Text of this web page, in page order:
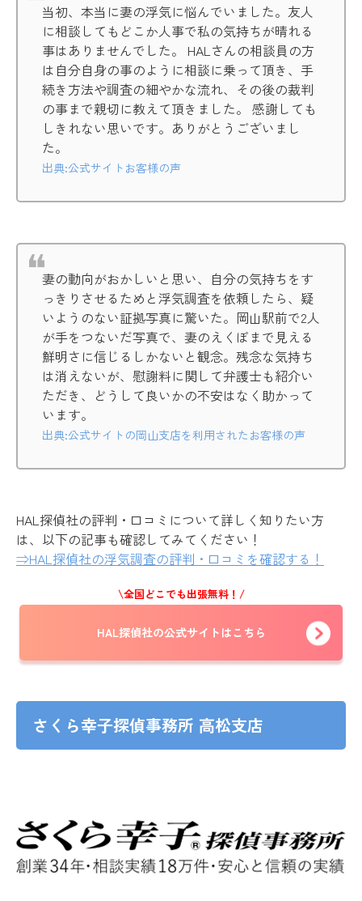
当初、本当に妻の浮気に悩んでいました。友人
に相談してもどこか人事で私の気持ちが晴れる
事はありませんでした。 HALさんの相談員の方
は自分自身の事のように相談に乗って頂き、手
続き方法や調査の細やかな流れ、その後の裁判
の事まで親切に教えて頂きました。 感謝しても
しきれない思いです。ありがとうございまし
た。
出典:公式サイトお客様の声
妻の動向がおかしいと思い、自分の気持ちをす
っきりさせるためと浮気調査を依頼したら、疑
いようのない証拠写真に驚いた。岡山駅前で2人
が手をつないだ写真で、妻のえくぼまで見える
鮮明さに信じるしかないと観念。残念な気持ち
は消えないが、慰謝料に関して弁護士も紹介い
ただき、どうして良いかの不安はなく助かって
います。
出典:公式サイトの岡山支店を利用されたお客様の声
HAL探偵社の評判・口コミについて詳しく知りたい方
は、以下の記事も確認してみてください！
⇒HAL探偵社の浮気調査の評判・口コミを確認する！
\全国どこでも出張無料！/
HAL探偵社の公式サイトはこちら
さくら幸子探偵事務所 高松支店